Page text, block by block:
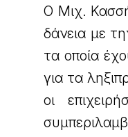
Ο Μιχ.
δάνεια με
τα οποία
για τα
οι